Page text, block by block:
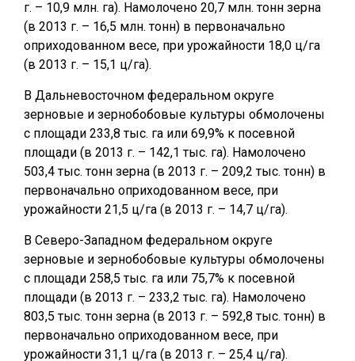
г. – 10,9 млн. га). Намолочено 20,7 млн. тонн зерна
(в 2013 г. – 16,5 млн. тонн) в первоначально
оприходованном весе, при урожайности 18,0 ц/га
(в 2013 г. – 15,1 ц/га).
В Дальневосточном федеральном округе
зерновые и зернобобовые культуры обмолочены
с площади 233,8 тыс. га или 69,9% к посевной
площади (в 2013 г. – 142,1 тыс. га). Намолочено
503,4 тыс. тонн зерна (в 2013 г. – 209,2 тыс. тонн) в
первоначально оприходованном весе, при
урожайности 21,5 ц/га (в 2013 г. – 14,7 ц/га).
В Северо-Западном федеральном округе
зерновые и зернобобовые культуры обмолочены
с площади 258,5 тыс. га или 75,7% к посевной
площади (в 2013 г. – 233,2 тыс. га). Намолочено
803,5 тыс. тонн зерна (в 2013 г. – 592,8 тыс. тонн) в
первоначально оприходованном весе, при
урожайности 31,1 ц/га (в 2013 г. – 25,4 ц/га).